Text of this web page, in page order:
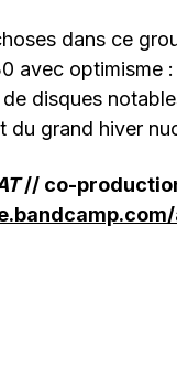
dans ce
avec optimisme
disques
du grand hiver
// co-